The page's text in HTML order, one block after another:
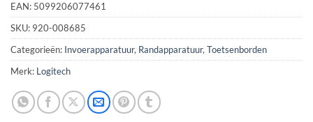
EAN: 5099206077461
SKU: 920-008685
Categorieën: Invoerapparatuur, Randapparatuur, Toetsenborden
Merk: Logitech